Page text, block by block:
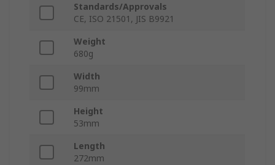
Standards/Approvals
CE, ISO 21501, JIS B9921
Weight
680g
Width
99mm
Height
53mm
Length
272mm